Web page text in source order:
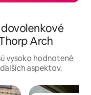
Arch
vysoko hodnotené
aspektov.